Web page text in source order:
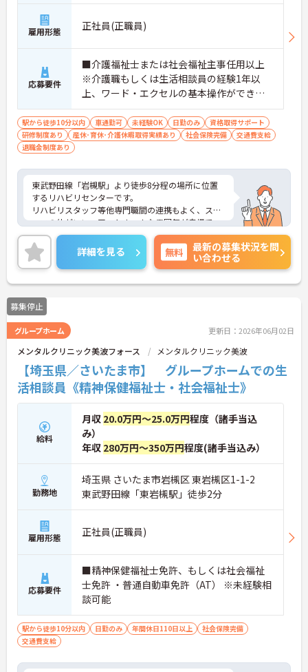
雇用形態 正社員(正職員)
応募要件
■介護福祉士または社会福祉主事任用以上
※介護職もしくは生活相談員の経験1年以
上、ワード・エクセルの基本操作ができる
方（相談員の経験がある方） ■普通自動車
運転免許必須（ＡＴ限定可）
駅から徒歩10分以内 車通勤可 未経験OK 日勤のみ
資格取得サポート
研修制度あり
産休･育休･介護休暇取得実績あり 社会保険完備
交通費支給
退職金制度あり
東武野田線「岩槻駅」より徒歩8分程の場所に位置
するリハビリセンターです。
リハビリスタッフ等他専門職間の連携もよく、スタ
ッフの仲がいい、アットホームな雰囲気が自慢で
す。
福利厚生、各種手当も充実しており、好待遇です。
ご興味ある方には、面接対策ポイントなど、詳細を
お話しいたしますのでお気軽にご相談ください。
詳細を見る 無料
最新の募集状況を問
い合わせる
募集停止
グループホーム 更新日：2026年06月02日
メンタルクリニック美波フォース メンタルクリニック美波
【埼玉県／さいたま市】 グループホームでの生
活相談員《精神保健福祉士・社会福祉士》
給料
月収 20.0万円～25.0万円程度（諸手当込
み）
年収 280万円～350万円程度(諸手当込み）
勤務地
埼玉県 さいたま市岩槻区 東岩槻区1-1-2
東武野田線「東岩槻駅」徒歩2分
雇用形態 正社員(正職員)
応募要件
■精神保健福祉士免許、もしくは社会福祉
士免許 ・普通自動車免許（AT） ※未経験相
談可能
駅から徒歩10分以内 日勤のみ 年間休日110日以上
社会保険完備
交通費支給